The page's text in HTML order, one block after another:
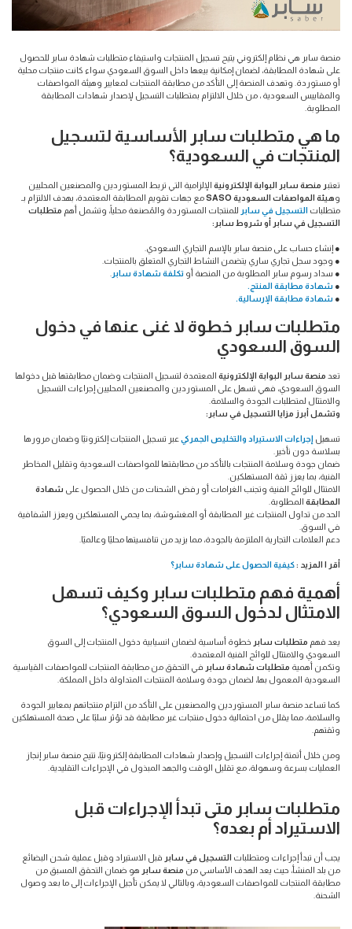
منصة سابر هي نظام إلكتروني يتيح تسجيل المنتجات واستيفاء متطلبات شهادة سابر للحصول
على شهادة المطابقة، لضمان إمكانية بيعها داخل السوق السعودي سواء كانت منتجات محلية
أو مستوردة. وتهدف المنصة إلى التأكد من مطابقة المنتجات لمعايير وهيئة المواصفات
والمقاييس السعودية ، من خلال الالتزام بمتطلبات التسجيل لإصدار شهادات المطابقة
المطلوبة.
ما هي متطلبات سابر الأساسية لتسجيل
المنتجات في السعودية؟
تعتبر منصة سابر البوابة الإلكترونيةالإلزامية التي تربط المستوردين والمصنعين المحليين
هيئة المواصفات السعودية SASO
مع جهات تقويم المطابقة المعتمدة، بهدف الالتزام بـ
متطلباتالتسجيل في سابرللمنتجات المستوردة والمُصنعة محلياً، وتشمل أهممتطلبات
التسجيل في سابر أو شروط سابر:
● إنشاء حساب على منصة سابر بالإسم التجاري السعودي.
● وجود سجل تجاري ساري يتضمن النشاط التجاري المتعلق بالمنتجات.
● سداد رسوم سابر المطلوبة من المنصة أو تكلفة شهادة سابر.
شهادة مطابقة المنتج.
شهادة مطابقة الإرسالية.
متطلبات سابر خطوة لا غنى عنها في دخول
السوق السعودي
تعدمنصة سابر البوابة الإلكترونيةالمعتمدة لتسجيل المنتجات وضمان مطابقتها قبل دخولها
السوق السعودي، فهي تسهل على المستوردين والمصنعين المحليين إجراءات التسجيل
والامتثال لمتطلبات الجودة والسلامة.
وتشمل أبرز مزايا التسجيل في سابر:
تسهيلإجراءات الاستيراد والتخليص الجمركي عبر تسجيل المنتجات إلكترونيًا وضمان مرورها
بسلاسة دون تأخير.
ضمان جودة وسلامة المنتجات بالتأكد من مطابقتها للمواصفات السعودية وتقليل المخاطر
الفنية، بما يعزز ثقة المستهلكين.
الامتثال للوائح الفنية وتجنب الغرامات أو رفض الشحنات من خلال الحصول علىشهادة
المطابقةالمطلوبة.
الحد من تداول المنتجات غير المطابقة أو المغشوشة، بما يحمي المستهلكين ويعزز الشفافية
في السوق.
دعم العلامات التجارية الملتزمة بالجودة، مما يزيد من تنافسيتها محليًا وعالميًا.
أقر ا المزيد :كيفية الحصول على شهادة سابر؟
أهمية فهم متطلبات سابر وكيف تسهل
الامتثال لدخول السوق السعودي؟
يعد فهممتطلبات سابرخطوة أساسية لضمان انسيابية دخول المنتجات إلى السوق
السعودي والامتثال للوائح الفنية المعتمدة.
وتكمن أهميةمتطلبات شهادة سابرفي التحقق من مطابقة المنتجات للمواصفات القياسية
السعودية المعمول بها، لضمان جودة وسلامة المنتجات المتداولة داخل المملكة.
كما تساعد منصة سابر المستوردين والمصنعين على التأكد من التزام منتجاتهم بمعايير الجودة
والسلامة، مما يقلل من احتمالية دخول منتجات غير مطابقة قد تؤثر سلبًا على صحة المستهلكين
وثقتهم.
ومن خلال أتمتة إجراءات التسجيل وإصدار شهادات المطابقة إلكترونيًا، تتيح منصة سابر إنجاز
العمليات بسرعة وسهولة، مع تقليل الوقت والجهد المبذول في الإجراءات التقليدية.
متطلبات سابر متى تبدأ الإجراءات قبل
الاستيراد أم بعده؟
يجب أن تبدأ إجراءات ومتطلباتالتسجيل في سابرقبل الاستيراد وقبل عملية شحن البضائع
من بلد المنشأ، حيث يعد الهدف الأساسي منمنصة سابرهو ضمان التحقق المسبق من
مطابقة المنتجات للمواصفات السعودية، وبالتالي لا يمكن تأجيل الإجراءات إلى ما بعد وصول
الشحنة.